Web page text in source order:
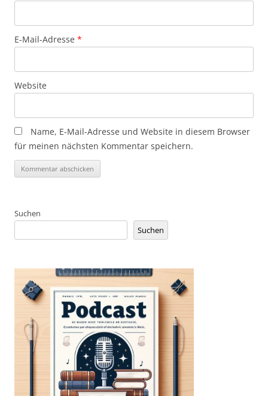
E-Mail-Adresse *
Website
Name, E-Mail-Adresse und Website in diesem Browser
für meinen nächsten Kommentar speichern.
Suchen
Suchen